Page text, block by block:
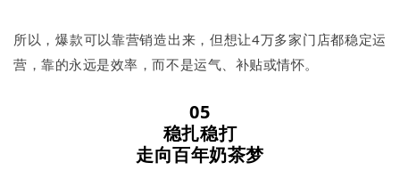
所以，爆款可以靠营销造出来，但想让4万多家门店都稳定运
营，靠的永远是效率，而不是运气、补贴或情怀。
05
稳扎稳打
走向百年奶茶梦